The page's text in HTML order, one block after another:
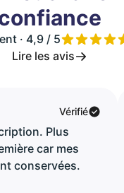
· 4,9 / 5
Lire les avis
Vérifié
Plus
car mes
conservées.